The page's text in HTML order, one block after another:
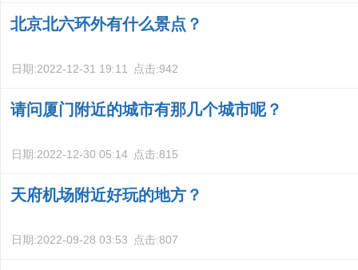
北京北六环外有什么景点？
日期:2022-12-31 19:11 点击:942
请问厦门附近的城市有那几个城市呢？
日期:2022-12-30 05:14 点击:815
天府机场附近好玩的地方？
日期:2022-09-28 03:53 点击:807